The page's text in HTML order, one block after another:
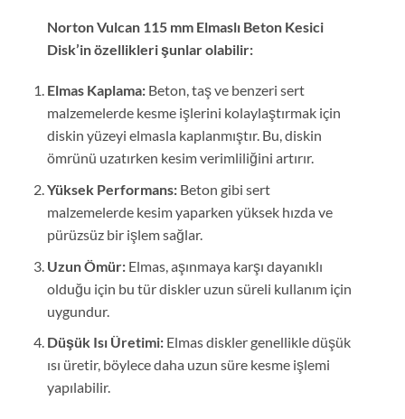
Norton Vulcan 115 mm Elmaslı Beton Kesici
Disk’in özellikleri şunlar olabilir:
Elmas Kaplama:Beton, taş ve benzeri sert
malzemelerde kesme işlerini kolaylaştırmak için
diskin yüzeyi elmasla kaplanmıştır. Bu, diskin
ömrünü uzatırken kesim verimliliğini artırır.
Yüksek Performans:Beton gibi sert
malzemelerde kesim yaparken yüksek hızda ve
pürüzsüz bir işlem sağlar.
Uzun Ömür:Elmas, aşınmaya karşı dayanıklı
olduğu için bu tür diskler uzun süreli kullanım için
uygundur.
Düşük Isı Üretimi:Elmas diskler genellikle düşük
ısı üretir, böylece daha uzun süre kesme işlemi
yapılabilir.